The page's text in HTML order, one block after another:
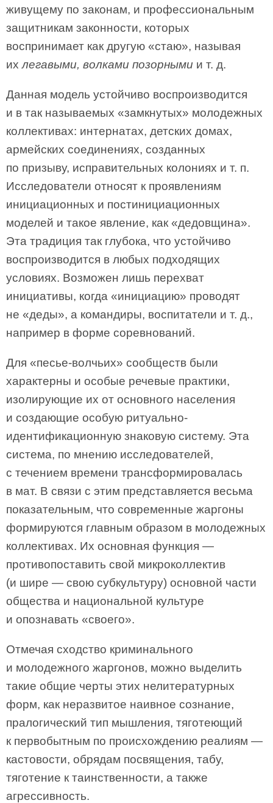
живущему по законам, и профессиональным
защитникам законности, которых
воспринимает как другую «стаю», называя
ихлегавыми, волками позорными и т. д.
Данная модель устойчиво воспроизводится
и в так называемых «замкнутых» молодежных
коллективах: интернатах, детских домах,
армейских соединениях, созданных
по призыву, исправительных колониях и т. п.
Исследователи относят к проявлениям
инициационных и постинициационных
моделей и такое явление, как «дедовщина».
Эта традиция так глубока, что устойчиво
воспроизводится в любых подходящих
условиях. Возможен лишь перехват
инициативы, когда «инициацию» проводят
не «деды», а командиры, воспитатели и т. д.,
например в форме соревнований.
Для «песье-волчьих» сообществ были
характерны и особые речевые практики,
изолирующие их от основного населения
и создающие особую ритуально-
идентификационную знаковую систему. Эта
система, по мнению исследователей,
с течением времени трансформировалась
в мат. В связи с этим представляется весьма
показательным, что современные жаргоны
формируются главным образом в молодежных
коллективах. Их основная функция —
противопоставить свой микроколлектив
(и шире — свою субкультуру) основной части
общества и национальной культуре
и опознавать «своего».
Отмечая сходство криминального
и молодежного жаргонов, можно выделить
такие общие черты этих нелитературных
форм, как неразвитое наивное сознание,
пралогический тип мышления, тяготеющий
к первобытным по происхождению реалиям —
кастовости, обрядам посвящения, табу,
тяготение к таинственности, а также
агрессивность.